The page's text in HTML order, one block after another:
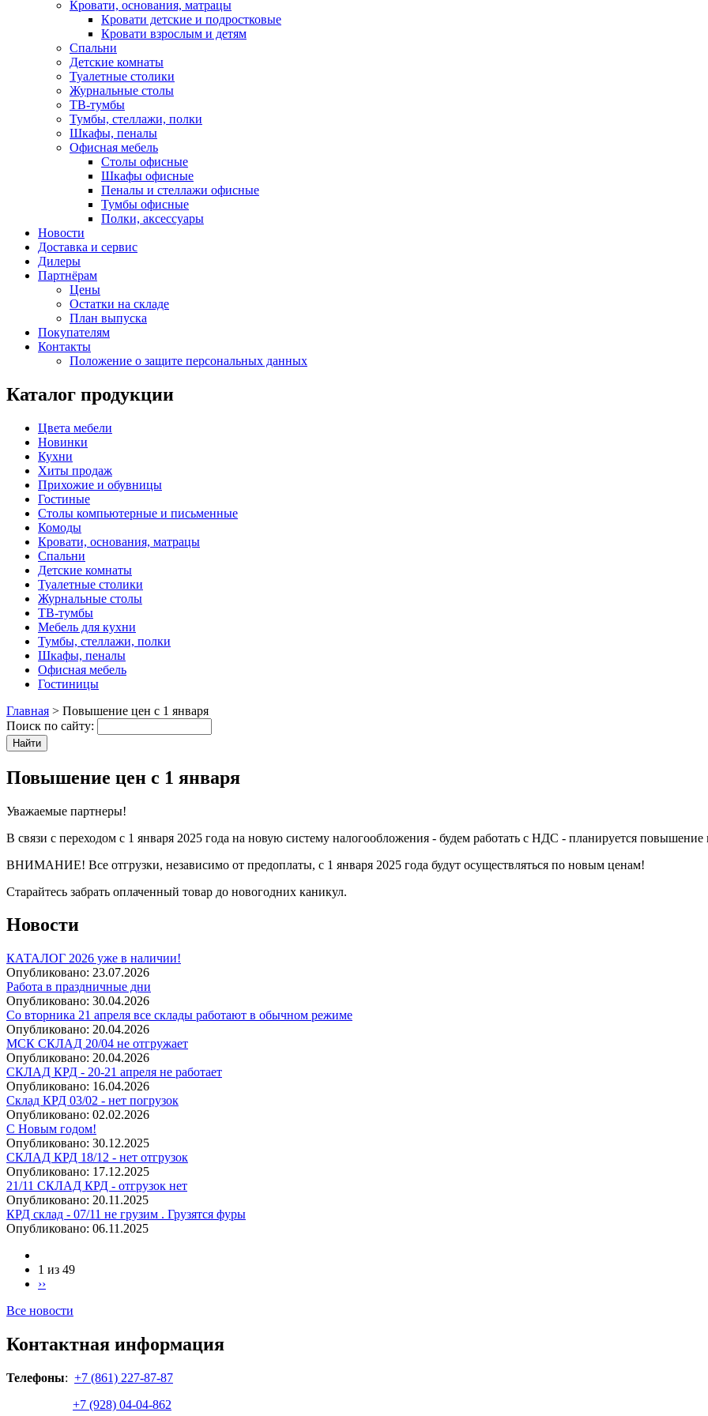
Кровати, основания, матрацы
Кровати детские и подростковые
Кровати взрослым и детям
Спальни
Детские комнаты
Туалетные столики
Журнальные столы
ТВ-тумбы
Тумбы, стеллажи, полки
Шкафы, пеналы
Офисная мебель
Столы офисные
Шкафы офисные
Пеналы и стеллажи офисные
Тумбы офисные
Полки, аксессуары
Новости
Доставка и сервис
Дилеры
Партнёрам
Цены
Остатки на складе
План выпуска
Покупателям
Контакты
Положение о защите персональных данных
Каталог продукции
Цвета мебели
Новинки
Кухни
Хиты продаж
Прихожие и обувницы
Гостиные
Столы компьютерные и письменные
Комоды
Кровати, основания, матрацы
Спальни
Детские комнаты
Туалетные столики
Журнальные столы
ТВ-тумбы
Мебель для кухни
Тумбы, стеллажи, полки
Шкафы, пеналы
Офисная мебель
Гостиницы
Главная > Повышение цен с 1 января
Поиск по сайту:
Повышение цен с 1 января
Уважаемые партнеры!
В связи с переходом с 1 января 2025 года на новую систему налогообложения - будем работать с НДС - планируется
ВНИМАНИЕ! Все отгрузки, независимо от предоплаты, с 1 января 2025 года будут осуществляться по новым ценам!
Старайтесь забрать оплаченный товар до новогодних каникул.
Новости
КАТАЛОГ 2026 уже в наличии!
Опубликовано: 23.07.2026
Работа в праздничные дни
Опубликовано: 30.04.2026
Со вторника 21 апреля все склады работают в обычном режиме
Опубликовано: 20.04.2026
МСК СКЛАД 20/04 не отгружает
Опубликовано: 20.04.2026
СКЛАД КРД - 20-21 апреля не работает
Опубликовано: 16.04.2026
Склад КРД 03/02 - нет погрузок
Опубликовано: 02.02.2026
С Новым годом!
Опубликовано: 30.12.2025
СКЛАД КРД 18/12 - нет отгрузок
Опубликовано: 17.12.2025
21/11 СКЛАД КРД - отгрузок нет
Опубликовано: 20.11.2025
КРД склад - 07/11 не грузим . Грузятся фуры
Опубликовано: 06.11.2025
1 из 49
››
Все новости
Контактная информация
Телефоны: +7 (861) 227-87-87
+7 (928) 04-04-862